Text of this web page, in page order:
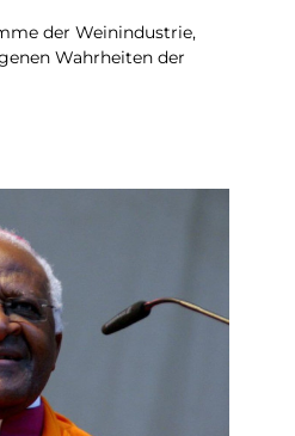
der Weinindustrie,
Wahrheiten der